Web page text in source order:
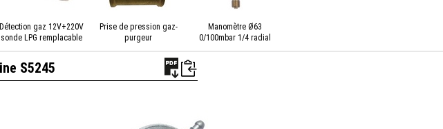
Détection gaz 12V+220V
sonde LPG remplacable
Prise de pression gaz-
purgeur
Manomètre Ø63
0/100mbar 1/4 radial